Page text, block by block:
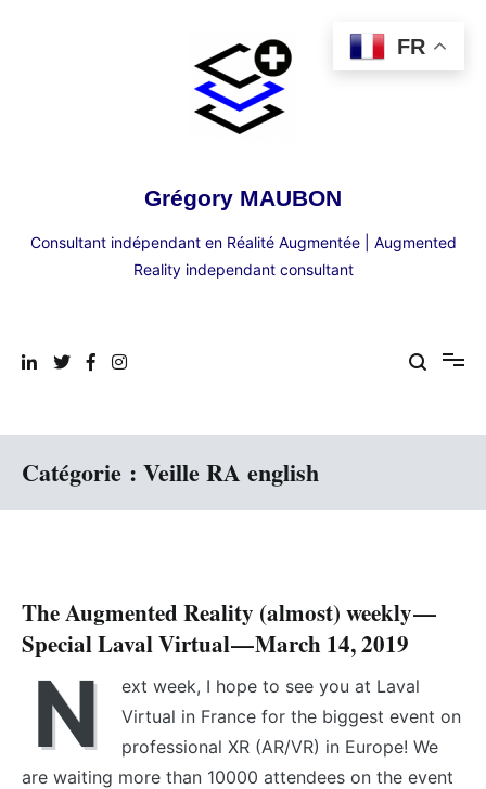
Grégory MAUBON
Consultant indépendant en Réalité Augmentée | Augmented
Reality independant consultant
Catégorie : Veille RA english
The Augmented Reality (almost) weekly —
Special Laval Virtual — March 14, 2019
N
ext week, I hope to see you at Laval
Virtual in France for the biggest event on
professional XR (AR/VR) in Europe! We
are waiting more than 10000 attendees on the event
FR